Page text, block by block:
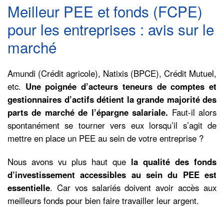
Meilleur PEE et fonds (FCPE)
pour les entreprises : avis sur le
marché
Amundi (Crédit agricole), Natixis (BPCE), Crédit Mutuel,
etc. Une poignée d’acteurs teneurs de comptes et
gestionnaires d’actifs détient la grande majorité des
parts de marché de l’épargne salariale. Faut-il alors
spontanément se tourner vers eux lorsqu’il s’agit de
mettre en place un PEE au sein de votre entreprise ?
Nous avons vu plus haut que la qualité des fonds
d’investissement accessibles au sein du PEE est
essentielle. Car vos salariés doivent avoir accès aux
meilleurs fonds pour bien faire travailler leur argent.